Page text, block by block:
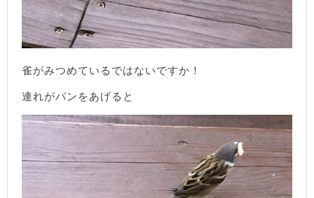
雀がみつめているではないですか！
連れがパンをあげると